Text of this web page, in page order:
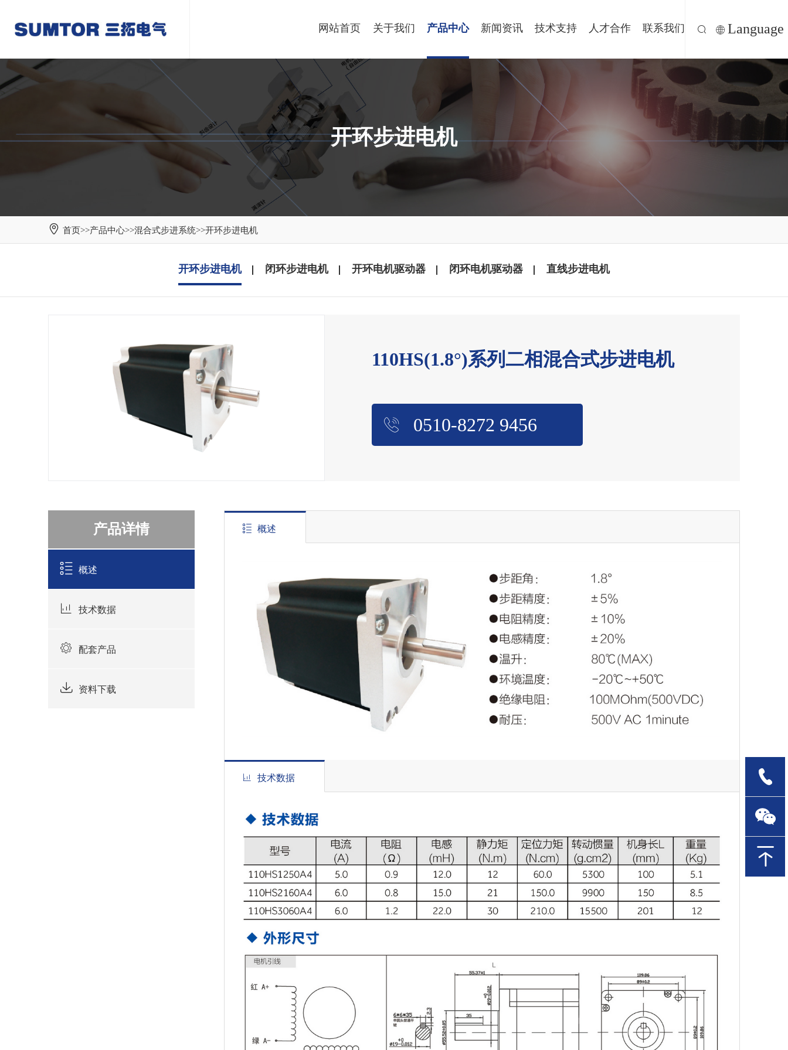
网站首页 关于我们 产品中心 新闻资讯 技术支持 人才合作 联系我们 Language
开环步进电机
首页>>产品中心>>混合式步进系统>>开环步进电机
开环步进电机 闭环步进电机 开环电机驱动器 闭环电机驱动器 直线步进电机
110HS(1.8°)系列二相混合式步进电机
0510-8272 9456
产品详情
概述
技术数据
配套产品
资料下载
概述
技术数据